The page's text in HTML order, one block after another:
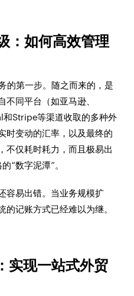
：如何高效管理
的第一步。随之而来的，是
不同平台（如亚马逊、
Stripe等渠道收取的多种外
时变动的汇率，以及最终的
不仅耗时耗力，而且极易出
“数字泥潭”。
容易出错。当业务规模扩
的记账方式已经难以为继。
实现一站式外贸